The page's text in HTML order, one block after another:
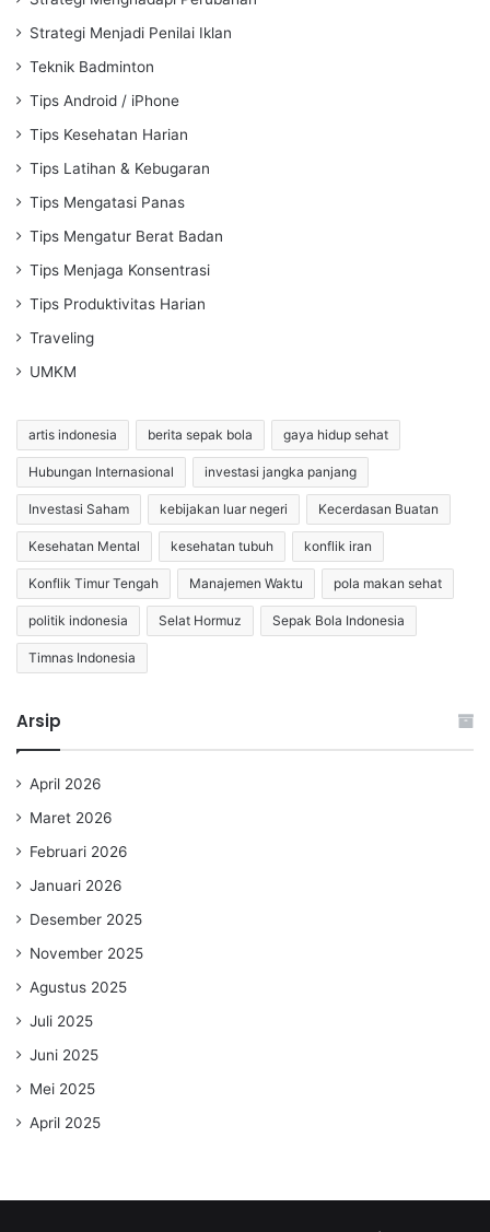
Strategi Menjadi Penilai Iklan
Teknik Badminton
Tips Android / iPhone
Tips Kesehatan Harian
Tips Latihan & Kebugaran
Tips Mengatasi Panas
Tips Mengatur Berat Badan
Tips Menjaga Konsentrasi
Tips Produktivitas Harian
Traveling
UMKM
artis indonesia berita sepak bola gaya hidup sehat
Hubungan Internasional investasi jangka panjang
Investasi Saham kebijakan luar negeri Kecerdasan Buatan
Kesehatan Mental kesehatan tubuh konflik iran
Konflik Timur Tengah Manajemen Waktu pola makan sehat
politik indonesia Selat Hormuz Sepak Bola Indonesia
Timnas Indonesia
Arsip
April 2026
Maret 2026
Februari 2026
Januari 2026
Desember 2025
November 2025
Agustus 2025
Juli 2025
Juni 2025
Mei 2025
April 2025